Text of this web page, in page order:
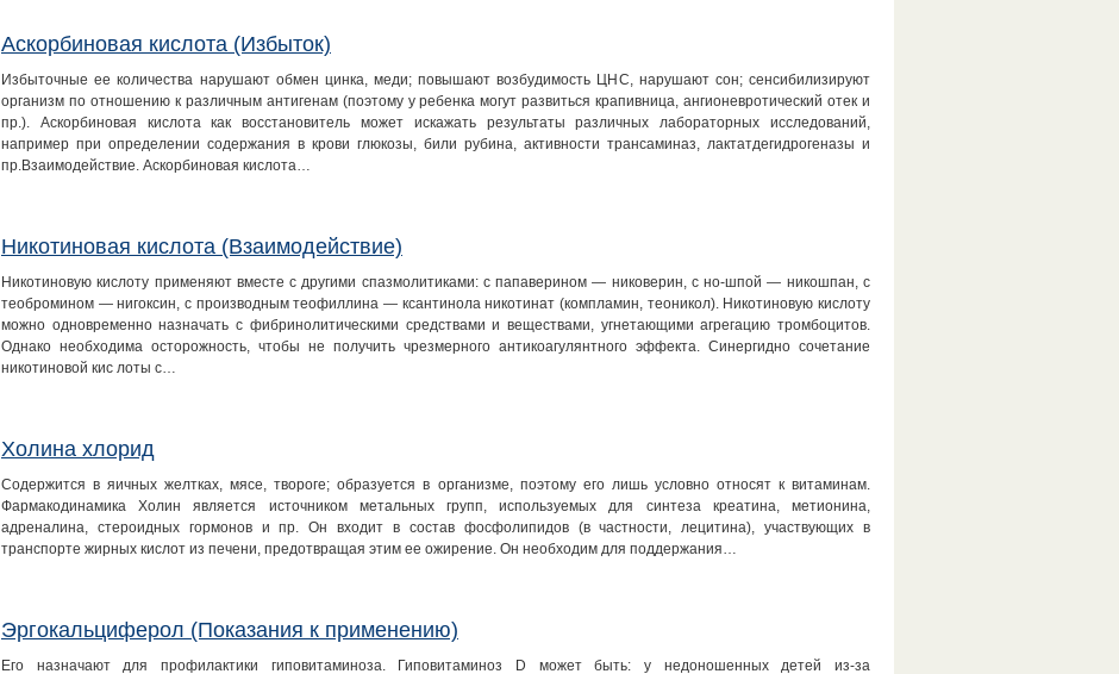
Аскорбиновая кислота (Избыток)
Избыточные ее количества нарушают обмен цинка, меди; повышают возбудимость ЦНС, нарушают сон; сенсибилизируют
организм по отношению к различным антигенам (поэтому у ребенка могут развиться крапивница, ангионевротический отек и
пр.). Аскорбиновая кислота как восстановитель может искажать результаты различных лабораторных исследований,
например при определении содержания в крови глюкозы, били рубина, активности трансаминаз, лактатдегидрогеназы и
пр.Взаимодействие. Аскорбиновая кислота…
Никотиновая кислота (Взаимодействие)
Никотиновую кислоту применяют вместе с другими спазмолитиками: с папаверином — никоверин, с но-шпой — никошпан, с
теобромином — нигоксин, с производным теофиллина — ксантинола никотинат (компламин, теоникол). Никотиновую кислоту
можно одновременно назначать с фибринолитическими средствами и веществами, угнетающими агрегацию тромбоцитов.
Однако необходима осторожность, чтобы не получить чрезмерного антикоагулянтного эффекта. Синергидно сочетание
никотиновой кис лоты с…
Холина хлорид
Содержится в яичных желтках, мясе, твороге; образуется в организме, поэтому его лишь условно относят к витаминам.
Фармакодинамика Холин является источником метальных групп, используемых для синтеза креатина, метионина,
адреналина, стероидных гормонов и пр. Он входит в состав фосфолипидов (в частности, лецитина), участвующих в
транспорте жирных кислот из печени, предотвращая этим ее ожирение. Он необходим для поддержания…
Эргокальциферол (Показания к применению)
Его назначают для профилактики гиповитаминоза. Гиповитаминоз D может быть: у недоношенных детей из-за